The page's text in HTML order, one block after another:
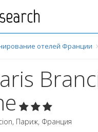
отелей Франции
, Париж, Франция